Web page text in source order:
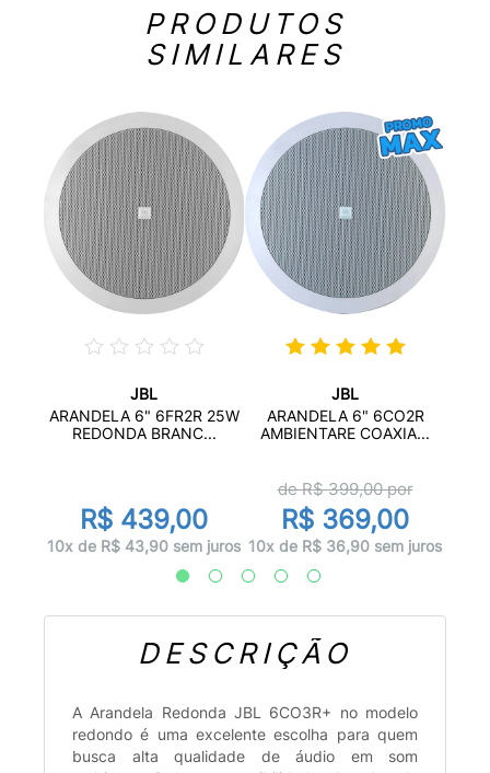
PRODUTOS
SIMILARES
JBL
ARANDELA 6" 6FR2R 25W
REDONDA BRANC...
R$ 439,00
10x de R$ 43,90 sem juros
JBL
ARANDELA 6" 6CO2R
AMBIENTARE COAXIA...
de R$399,00por
R$ 369,00
10x de R$ 36,90 sem juros
DESCRIÇÃO
A Arandela Redonda JBL 6CO3R+ no modelo
redondo é uma excelente escolha para quem
busca alta qualidade de áudio em som